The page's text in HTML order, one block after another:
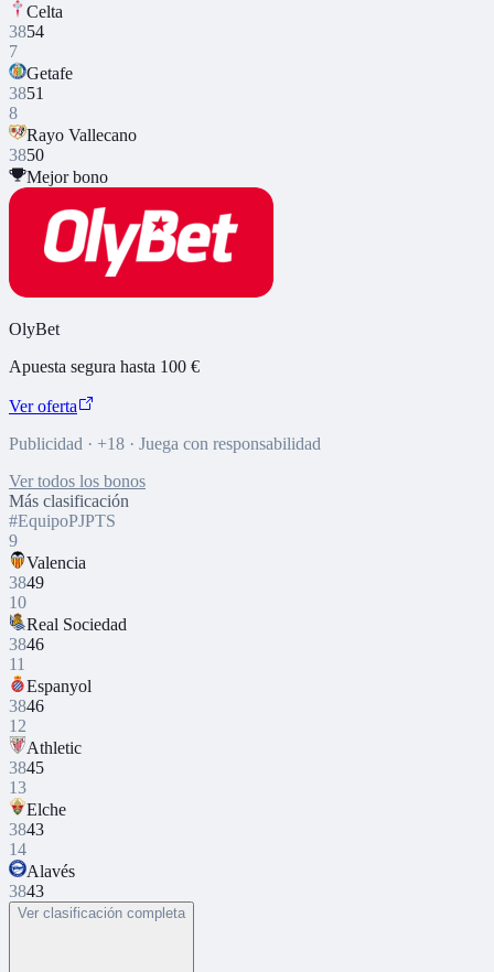
Celta
3854
7
Getafe
3851
8
Rayo Vallecano
3850
Mejor bono
OlyBet
Apuesta segura hasta 100 €
Ver oferta
Publicidad · +18 · Juega con responsabilidad
Ver todos los bonos
Más clasificación
#EquipoPJPTS
9
Valencia
3849
10
Real Sociedad
3846
11
Espanyol
3846
12
Athletic
3845
13
Elche
3843
14
Alavés
3843
Ver clasificación completa